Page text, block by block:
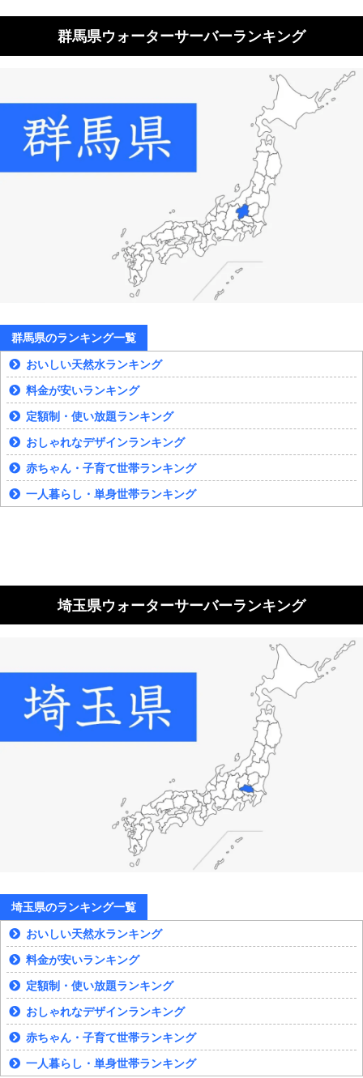
群馬県ウォーターサーバーランキング
群馬県のランキング一覧
おいしい天然水ランキング
料金が安いランキング
定額制・使い放題ランキング
おしゃれなデザインランキング
赤ちゃん・子育て世帯ランキング
一人暮らし・単身世帯ランキング
埼玉県ウォーターサーバーランキング
埼玉県のランキング一覧
おいしい天然水ランキング
料金が安いランキング
定額制・使い放題ランキング
おしゃれなデザインランキング
赤ちゃん・子育て世帯ランキング
一人暮らし・単身世帯ランキング